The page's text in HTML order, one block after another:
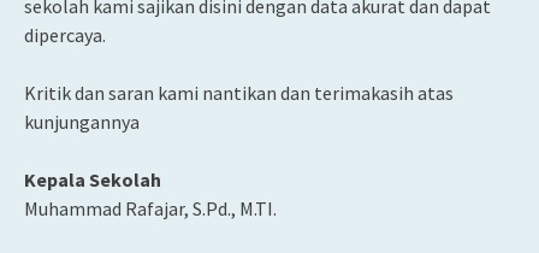
sekolah kami sajikan disini dengan data akurat dan dapat
dipercaya.
Kritik dan saran kami nantikan dan terimakasih atas
kunjungannya
Kepala Sekolah
Muhammad Rafajar, S.Pd., M.TI.